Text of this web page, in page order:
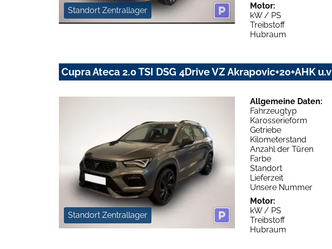
Standort Zentrallager
Motor:
kW / PS
Treibstoff
Hubraum
Cupra Ateca 2.0 TSI DSG 4Drive VZ Akrapovic+20+AHK u.v
Standort Zentrallager
Allgemeine Daten:
Fahrzeugtyp
Karosserieform
Getriebe
Kilometerstand
Anzahl der Türen
Farbe
Standort
Lieferzeit
Unsere Nummer
Motor:
kW / PS
Treibstoff
Hubraum